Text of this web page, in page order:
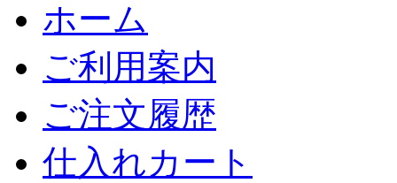
ホーム
ご利用案内
ご注文履歴
仕入れカート